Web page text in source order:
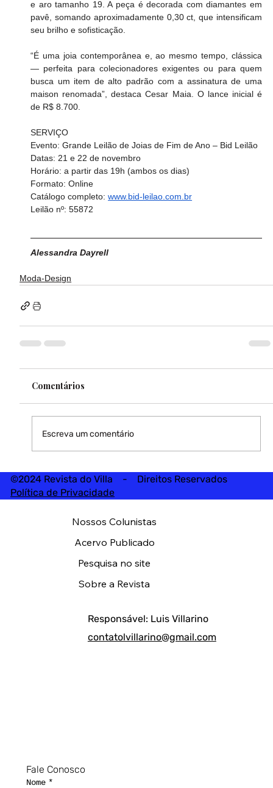
e aro tamanho 19. A peça é decorada com diamantes em
pavê, somando aproximadamente 0,30 ct, que intensificam
seu brilho e sofisticação.
“É uma joia contemporânea e, ao mesmo tempo, clássica
— perfeita para colecionadores exigentes ou para quem
busca um item de alto padrão com a assinatura de uma
maison renomada”, destaca Cesar Maia. O lance inicial é
de R$ 8.700.
SERVIÇO
Evento: Grande Leilão de Joias de Fim de Ano – Bid Leilão
Datas: 21 e 22 de novembro
Horário: a partir das 19h (ambos os dias)
Formato: Online
Catálogo completo: www.bid-leilao.com.br
Leilão nº: 55872
Alessandra Dayrell
Moda-Design
Comentários
Escreva um comentário
©2024 Revista do Villa - Direitos Reservados
Política de Privacidade
Fale Conosco
Nome *
Responsável: Luis Villarino
contatolvillarino@gmail.com
Nossos Colunistas
Acervo Publicado
Pesquisa no site
Sobre a Revista